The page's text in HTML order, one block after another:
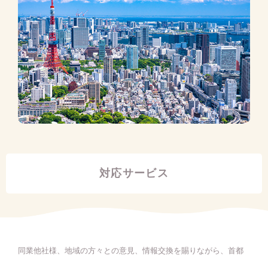
対応サービス
同業他社様、地域の方々との意見、情報交換を賜りながら、首都